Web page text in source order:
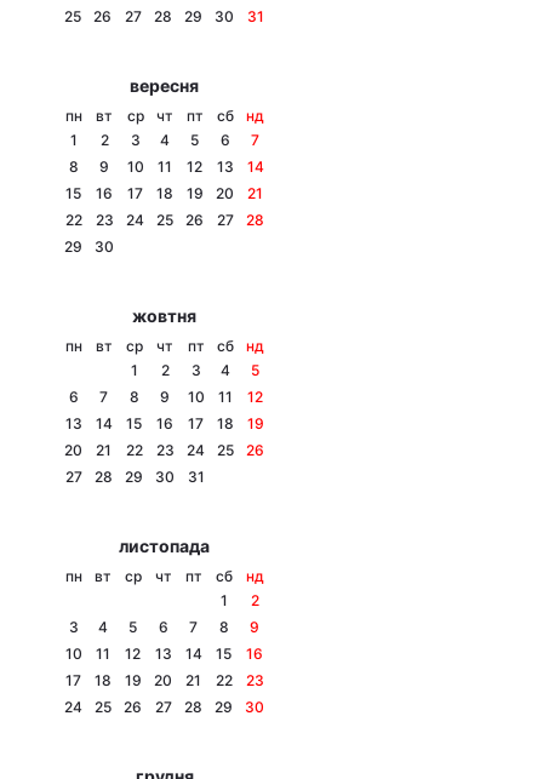
Тема оформлення
25
26 27 28 29 30 31
вересня
пн вт ср чт пт сб
нд
1
2 3 4 5 6
7
8
9 10 11 12 13
14
15
16 17 18 19 20
21
22
23 24 25 26 27
28
29
30
жовтня
пн вт ср чт пт сб
нд
1
2 3 4
5
6
7 8 9 10 11
12
13
14 15 16 17 18
19
20
21 22 23 24 25
26
27
28 29 30 31
листопада
пн вт ср чт пт сб
нд
1
2
3
4 5 6 7 8
9
10
11 12 13 14 15
16
17
18 19 20 21 22
23
24
25 26 27 28 29 30